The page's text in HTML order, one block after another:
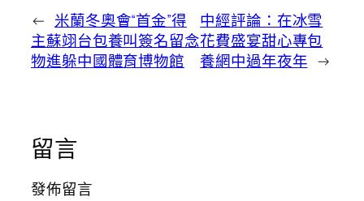
← 米蘭冬奧會“首金”得
主蘇翊台包養叫簽名留念
物進躲中國體育博物館
中經評論：在冰雪
花費盛宴甜心專包
養網中過年夜年 →
留言
發佈留言